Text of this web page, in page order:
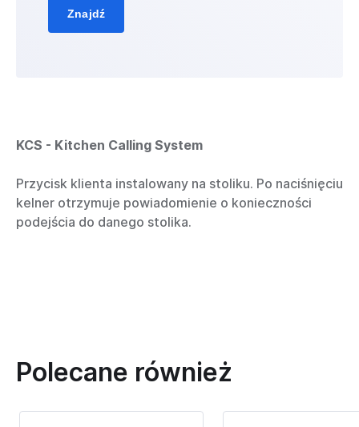
Znajdź
KCS - Kitchen Calling System
Przycisk klienta instalowany na stoliku. Po naciśnięciu
kelner otrzymuje powiadomienie o konieczności
podejścia do danego stolika.
Polecane również